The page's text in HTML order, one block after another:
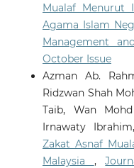
Mualaf Menurut
Agama Islam
Management
October Issue
Azman Ab.
Ridzwan Shah
Taib, Wan
Irnawaty
Zakat Asnaf
Malaysia ,